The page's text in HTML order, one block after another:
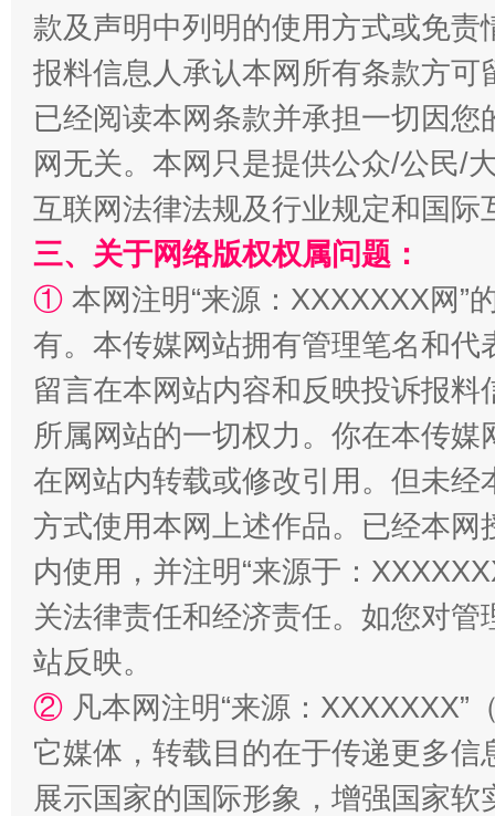
漫山遍野的桃花与雪山、麦地、白藏房 除
款及声明中列明的使用方式或免责
报料信息人承认本网所有条款方
已经阅读本网条款并承担一切因
网无关。本网只是提供公众/公民/
互联网法律法规及行业规定和国
三、关于网络版权权属问题：
① 本网注明“来源：XXXXXXX网”
有。本传媒网站拥有管理笔名和
留言在本网站内容和反映投诉报
所属网站的一切权力。你在本传
在网站内转载或修改引用。但未
方式使用本网上述作品。已经本
内使用，并注明“来源于：
关法律责任和经济责任。如您对
站反映。
② 凡本网注明“来源：
它媒体，转载目的在于传递更多
展示国家的国际形象，增强国家